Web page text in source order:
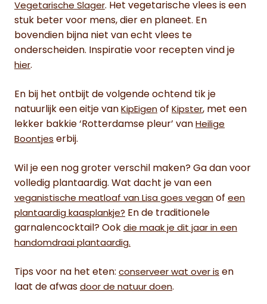
Vegetarische Slager. Het vegetarische vlees is een
stuk beter voor mens, dier en planeet. En
bovendien bijna niet van echt vlees te
onderscheiden. Inspiratie voor recepten vind je
hier.
En bij het ontbijt de volgende ochtend tik je
natuurlijk een eitje van KipEigen of Kipster, met een
lekker bakkie ‘Rotterdamse pleur’ van Heilige
Boontjes erbij.
Wil je een nog groter verschil maken? Ga dan voor
volledig plantaardig. Wat dacht je van een
veganistische meatloaf van Lisa goes vegan of een
plantaardig kaasplankje? En de traditionele
garnalencocktail? Ook die maak je dit jaar in een
handomdraai plantaardig.
Tips voor na het eten: conserveer wat over is en
laat de afwas door de natuur doen.